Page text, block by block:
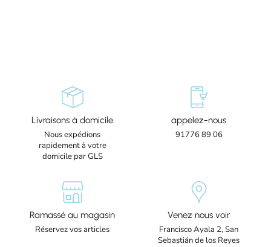
Livraisons à domicile
Nous expédions
rapidement à votre
domicile par GLS
appelez-nous
91776 89 06
Ramassé au magasin
Réservez vos articles
Venez nous voir
Francisco Ayala 2, San
Sebastián de los Reyes